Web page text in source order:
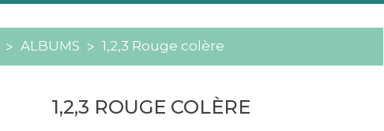
ALBUMS 1,2,3 Rouge colère
1,2,3 ROUGE COLÈRE